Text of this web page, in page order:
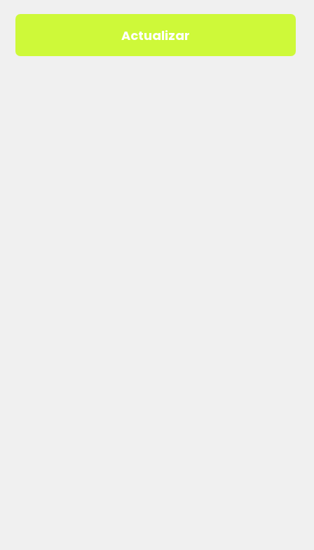
Actualizar